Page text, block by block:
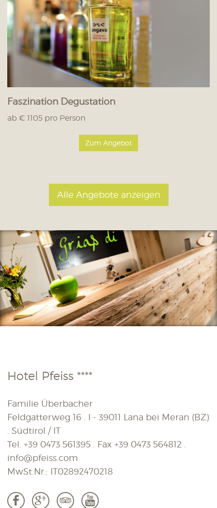
Faszination Degustation
ab € 1105 pro Person
Zum Angebot
Alle Angebote anzeigen
Hotel Pfeiss ****
Familie Überbacher
Feldgatterweg 16 . I - 39011 Lana bei Meran (BZ)
. Südtirol / IT
Tel. +39 0473 561395 . Fax +39 0473 564812 .
info@pfeiss.com
MwSt.Nr.: IT02892470218
b c 3 r